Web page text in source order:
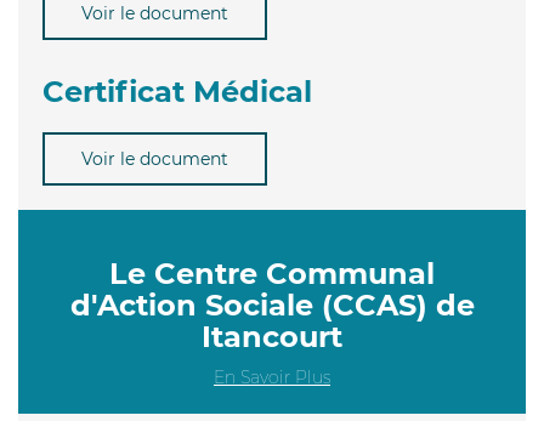
Voir le document
Certificat Médical
Voir le document
Le Centre Communal
d'Action Sociale (CCAS) de
Itancourt
En Savoir Plus